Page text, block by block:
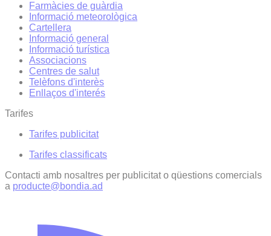
Farmàcies de guàrdia
Informació meteorològica
Cartellera
Informació general
Informació turística
Associacions
Centres de salut
Telèfons d'interès
Enllaços d'interés
Tarifes
Tarifes publicitat
Tarifes classificats
Contacti amb nosaltres per publicitat o qüestions comercials
a producte@bondia.ad